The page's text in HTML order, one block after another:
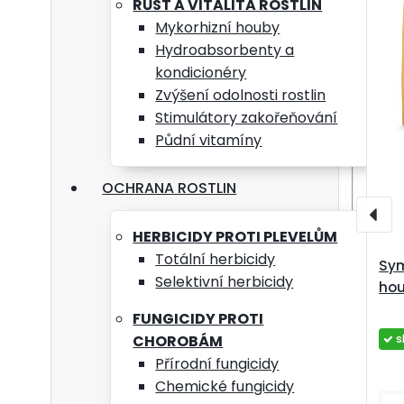
RŮST A VITALITA ROSTLIN
Mykorhizní houby
Hydroabsorbenty a
kondicionéry
Zvýšení odolnosti rostlin
Stimulátory zakořeňování
Půdní vitamíny
OCHRANA ROSTLIN
HERBICIDY PROTI PLEVELŮM
Totální herbicidy
Selektivní herbicidy
FUNGICIDY PROTI
CHOROBÁM
Přírodní fungicidy
Chemické fungicidy